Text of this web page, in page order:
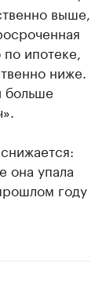
выше,
по ипотеке,
ниже.
больше
она упала
году